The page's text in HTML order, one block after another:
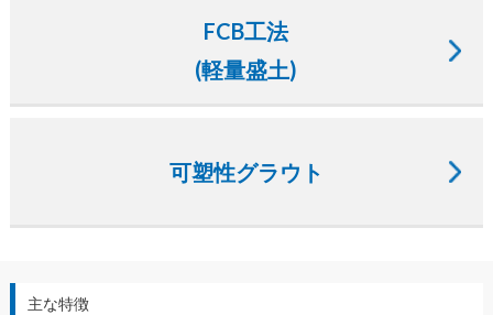
FCB工法
(軽量盛土)
可塑性グラウト
主な特徴